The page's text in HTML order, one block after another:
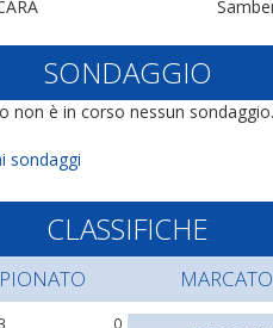
SONDAGGIO
non è in corso nessun sondaggio.
sondaggi
CLASSIFICHE
0